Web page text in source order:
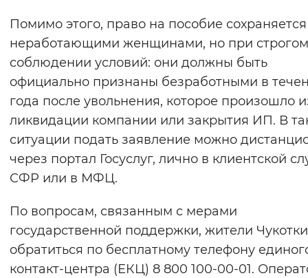
Помимо этого, право на пособие
неработающими женщинами, но при строгом
соблюдении условий: они должны быть
официально признаны безработными в
года после увольнения, которое произошло
ликвидации компании или закрытия ИП. В
ситуации подать заявление можно
через портал Госуслуг, лично в клиентской
СФР или в МФЦ.
По вопросам, связанным с мерами
государственной поддержки, жители
обратиться по бесплатному телефону
контакт-центра (ЕКЦ) 8 800 100-00-01.